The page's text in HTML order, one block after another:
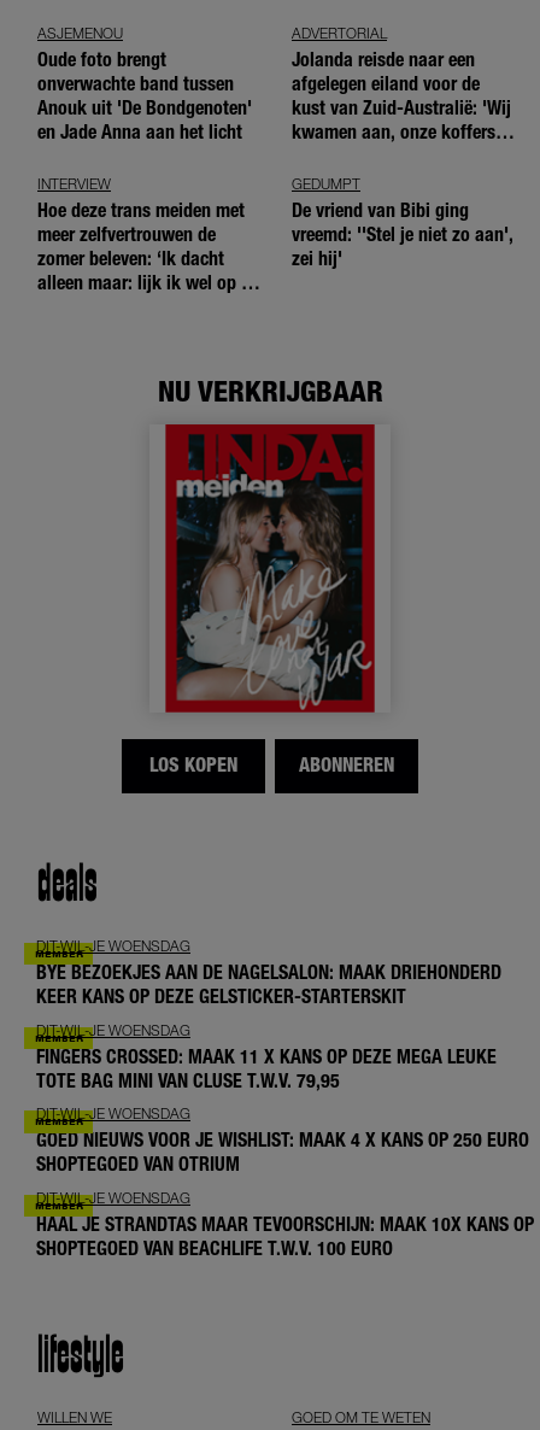
ASJEMENOU
Oude foto brengt
onverwachte band tussen
Anouk uit 'De Bondgenoten'
en Jade Anna aan het licht
ADVERTORIAL
Jolanda reisde naar een
afgelegen eiland voor de
kust van Zuid-Australië: 'Wij
kwamen aan, onze koffers
INTERVIEW
Hoe deze trans meiden met
meer zelfvertrouwen de
zomer beleven: ‘Ik dacht
alleen maar: lijk ik wel op de
GEDUMPT
De vriend van Bibi ging
vreemd: ''Stel je niet zo aan',
zei hij'
NU VERKRIJGBAAR
LOS KOPEN ABONNEREN
deals
DIT-WIL-JE WOENSDAG
BYE BEZOEKJES AAN DE NAGELSALON: MAAK DRIEHONDERD
KEER KANS OP DEZE GELSTICKER-STARTERSKIT
DIT-WIL-JE WOENSDAG
FINGERS CROSSED: MAAK 11 X KANS OP DEZE MEGA LEUKE
TOTE BAG MINI VAN CLUSE T.W.V. 79,95
DIT-WIL-JE WOENSDAG
GOED NIEUWS VOOR JE WISHLIST: MAAK 4 X KANS OP 250 EURO
SHOPTEGOED VAN OTRIUM
DIT-WIL-JE WOENSDAG
HAAL JE STRANDTAS MAAR TEVOORSCHIJN: MAAK 10X KANS OP
SHOPTEGOED VAN BEACHLIFE T.W.V. 100 EURO
lifestyle
WILLEN WE GOED OM TE WETEN